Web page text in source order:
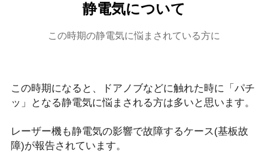
静電気について
この時期の静電気に悩まされている方に
この時期になると、ドアノブなどに触れた時に「パチ
ッ」となる静電気に悩まされる方は多いと思います。
レーザー機も静電気の影響で故障するケース(基板故
障)が報告されています。